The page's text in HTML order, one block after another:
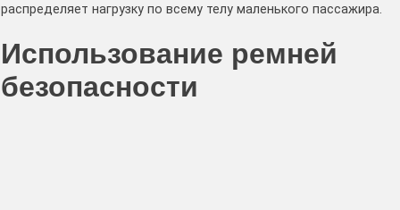
распределяет нагрузку по всему телу маленького пассажира.
Использование ремней
безопасности